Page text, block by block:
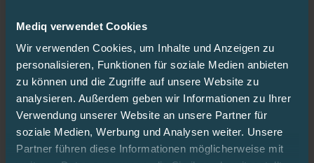
Mediq verwendet Cookies
Wir verwenden Cookies, um Inhalte und Anzeigen zu
personalisieren, Funktionen für soziale Medien anbieten
zu können und die Zugriffe auf unsere Website zu
analysieren. Außerdem geben wir Informationen zu Ihrer
Verwendung unserer Website an unsere Partner für
soziale Medien, Werbung und Analysen weiter. Unsere
Partner führen diese Informationen möglicherweise mit
Vielseitiges Trio für mehr Zeit im Zielbereich
Die Kaleido-Insulinpumpe vereint kleinste Baugröße,
bunte Designs und hohe Flexibilität. In Kombination
mit dem DBLG1-Algorithmus von Diabeloop und
dem Dexcom G6 Sensor wird sie zum intelligenten
Hybrid-Closed-Loop-System – für präzise
Glukosekontrolle im Alltag, beim Sport oder auf
Partys.